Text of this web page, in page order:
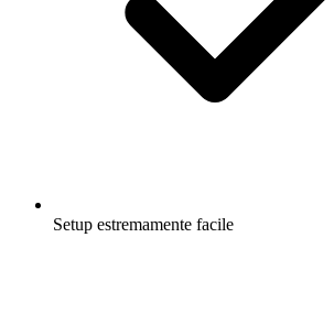
Setup estremamente facile